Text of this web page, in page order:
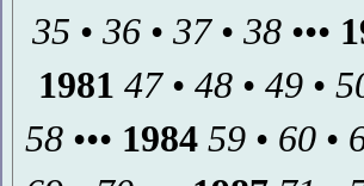
35 • 36 • 37• 38 •••
1981 47• 48• 49•
58••• 1984 59• 60•